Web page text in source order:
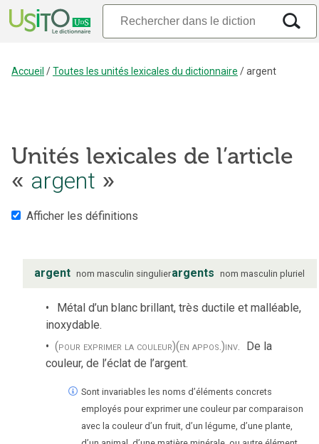
Accueil /Toutes les unités lexicales du dictionnaire /argent
Unités lexicales de l’article
« argent »
Afficher les définitions
argent nom masculin singulierargents nom masculin pluriel
Métal d’un blanc brillant, très ductile et malléable,
inoxydable.
(pour exprimer la couleur)(en appos.)inv. De la
couleur, de l’éclat de l’argent.
Sont invariables les noms d’éléments concrets
employés pour exprimer une couleur par comparaison
avec la couleur d’un fruit, d’un légume, d’une plante,